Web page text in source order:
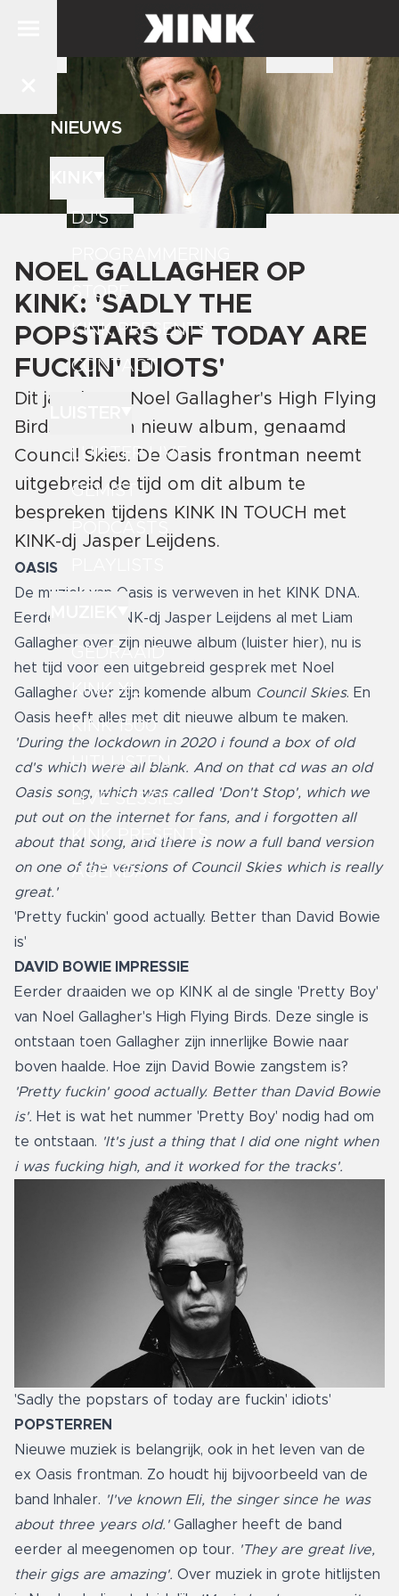
NIEUWS
DJ'S
STORE
KINK PRESENTS
CONTACT
LUISTER LIVE
GEMIST
PODCASTS
GEDRAAID
KINK XL
KINK 1500
HITLIJSTEN
LIVE SESSIES
KINK PRESENTS
AGENDA
NOEL GALLAGHER OP
KINK: 'SADLY THE
POPSTARS OF TODAY ARE
FUCKIN' IDIOTS'
Dit jaar komt Noel Gallagher's High Flying
Birds met een nieuw album, genaamd
Council Skies. De Oasis frontman neemt
uitgebreid de tijd om dit album te
bespreken tijdens KINK IN TOUCH met
KINK-dj Jasper Leijdens.
OASIS
De muziek van Oasis is verweven in het KINK DNA.
Eerder sprak KINK-dj Jasper Leijdens al met Liam
Gallagher over zijn nieuwe album ( luister hier), nu is
het tijd voor een uitgebreid gesprek met Noel
Gallagher over zijn komende album Council Skies. En
Oasis heeft alles met dit nieuwe album te maken.
'During the lockdown in 2020 i found a box of old
cd's which were all blank. And on that cd was an old
Oasis song, which was called 'Don't Stop', which we
put out on the internet for fans, and i forgotten all
about that song, and there is now a full band version
on one of the versions of Council Skies which is really
great.'
'Pretty fuckin' good actually. Better than David Bowie
is'
DAVID BOWIE IMPRESSIE
Eerder draaiden we op KINK al de single 'Pretty Boy'
van Noel Gallagher's High Flying Birds. Deze single is
ontstaan toen Gallagher zijn innerlijke Bowie naar
boven haalde. Hoe zijn David Bowie zangstem is?
'Pretty fuckin' good actually. Better than David Bowie
is'. Het is wat het nummer 'Pretty Boy' nodig had om
te ontstaan. 'It's just a thing that I did one night when
i was fucking high, and it worked for the tracks'.
'Sadly the popstars of today are fuckin' idiots'
POPSTERREN
Nieuwe muziek is belangrijk, ook in het leven van de
ex Oasis frontman. Zo houdt hij bijvoorbeeld van de
band Inhaler. 'I've known Eli, the singer since he was
about three years old.'Gallagher heeft de band
eerder al meegenomen op tour. 'They are great live,
their gigs are amazing'. Over muziek in grote hitlijsten